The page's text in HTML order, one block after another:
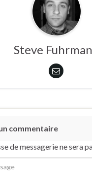
Steve
commentaire
de messagerie ne sera